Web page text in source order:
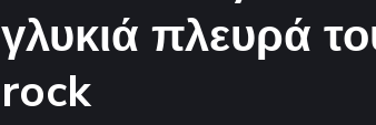
γλυκιά πλευρά
rock